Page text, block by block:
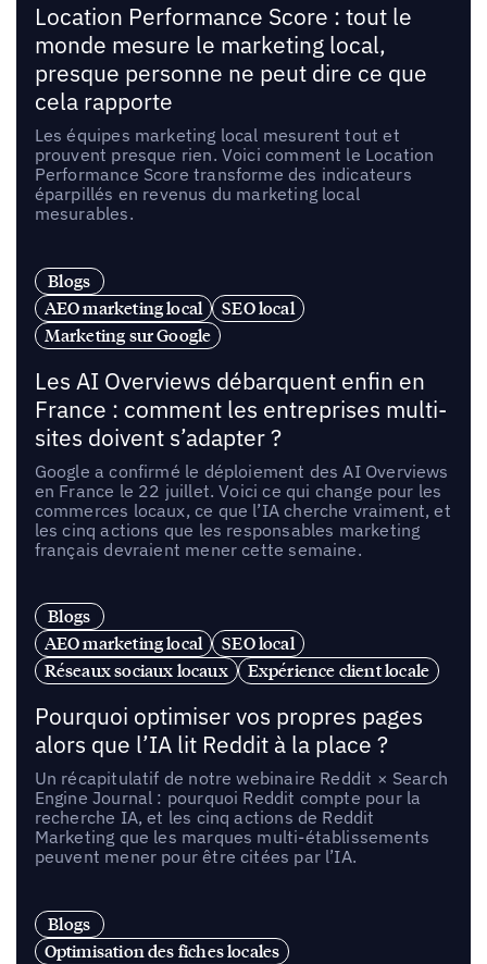
Location Performance Score : tout le
monde mesure le marketing local,
presque personne ne peut dire ce que
cela rapporte
Les équipes marketing local mesurent tout et
prouvent presque rien. Voici comment le Location
Performance Score transforme des indicateurs
éparpillés en revenus du marketing local
mesurables.
Blogs
AEO marketing local
SEO local
Marketing sur Google
Les AI Overviews débarquent enfin en
France : comment les entreprises multi-
sites doivent s’adapter ?
Google a confirmé le déploiement des AI Overviews
en France le 22 juillet. Voici ce qui change pour les
commerces locaux, ce que l’IA cherche vraiment, et
les cinq actions que les responsables marketing
français devraient mener cette semaine.
Blogs
AEO marketing local
SEO local
Réseaux sociaux locaux
Expérience client locale
Pourquoi optimiser vos propres pages
alors que l’IA lit Reddit à la place ?
Un récapitulatif de notre webinaire Reddit × Search
Engine Journal : pourquoi Reddit compte pour la
recherche IA, et les cinq actions de Reddit
Marketing que les marques multi-établissements
peuvent mener pour être citées par l’IA.
Blogs
Optimisation des fiches locales